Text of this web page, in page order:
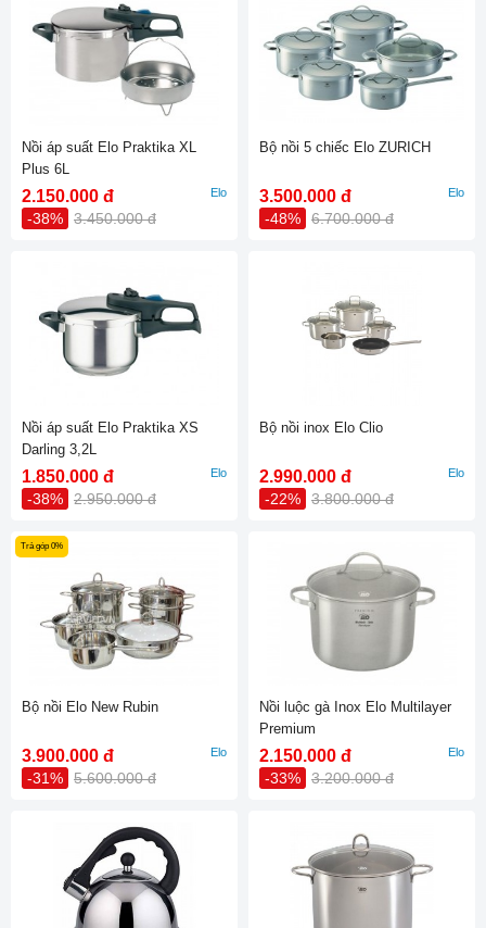
Nồi áp suất Elo Praktika XL
Plus 6L
2.150.000 đ
-38% 3.450.000 đ
Elo
Bộ nồi 5 chiếc Elo ZURICH
3.500.000 đ
-48% 6.700.000 đ
Elo
Nồi áp suất Elo Praktika XS
Darling 3,2L
1.850.000 đ
-38% 2.950.000 đ
Elo
Bộ nồi inox Elo Clio
2.990.000 đ
-22% 3.800.000 đ
Elo
Trả góp 0%
Bộ nồi Elo New Rubin
3.900.000 đ
-31% 5.600.000 đ
Elo
Nồi luộc gà Inox Elo Multilayer
Premium
2.150.000 đ
-33% 3.200.000 đ
Elo